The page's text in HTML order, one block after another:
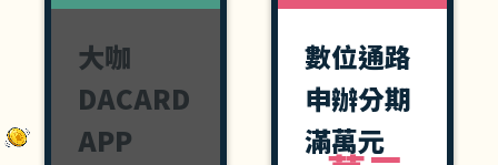
大咖 APP 限定 大咖 DACARD APP 繳公路
限量 5,000 名 每戶上限 NT$50 刷卡金
大咖
DACARD
APP
數位通路限定 申辦
共 3 名 11 月公告得獎
數位通路
申辦分期
滿萬元